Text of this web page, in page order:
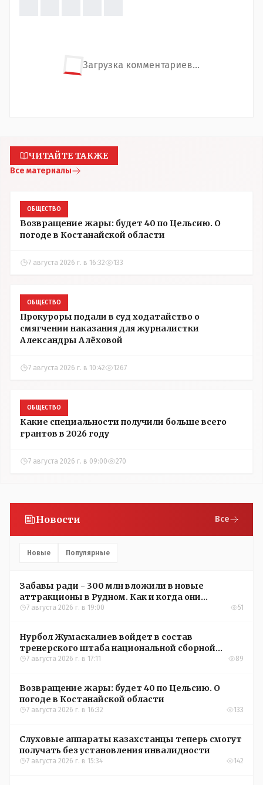
Загрузка комментариев...
ЧИТАЙТЕ ТАКЖЕ
Все материалы
ОБЩЕСТВО
Возвращение жары: будет 40 по Цельсию. О
погоде в Костанайской области
7 августа 2026 г. в 16:32 133
ОБЩЕСТВО
Прокуроры подали в суд ходатайство о
смягчении наказания для журналистки
Александры Алёховой
7 августа 2026 г. в 10:42 1267
ОБЩЕСТВО
Какие специальности получили больше всего
грантов в 2026 году
7 августа 2026 г. в 09:00 270
Новости Все
Новые Популярные
Забавы ради - 300 млн вложили в новые
аттракционы в Рудном. Как и когда они
окупятся?
7 августа 2026 г. в 19:00 51
Нурбол Жумаскалиев войдет в состав
тренерского штаба национальной сборной
Казахстана по футболу
7 августа 2026 г. в 17:11 89
Возвращение жары: будет 40 по Цельсию. О
погоде в Костанайской области
7 августа 2026 г. в 16:32 133
Слуховые аппараты казахстанцы теперь смогут
получать без установления инвалидности
7 августа 2026 г. в 15:34 142